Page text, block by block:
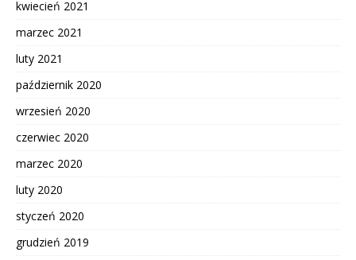
kwiecień 2021
marzec 2021
luty 2021
październik 2020
wrzesień 2020
czerwiec 2020
marzec 2020
luty 2020
styczeń 2020
grudzień 2019